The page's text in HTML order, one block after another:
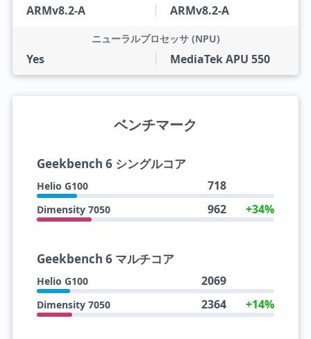
ARMv8.2-A ARMv8.2-A
Yes
ニューラルプロセッサ (NPU)
MediaTek APU 550
ベンチマーク
Geekbench 6 シングルコア
Helio G100 718
Dimensity 7050 962 +34%
Geekbench 6 マルチコア
Helio G100 2069
Dimensity 7050 2364 +14%